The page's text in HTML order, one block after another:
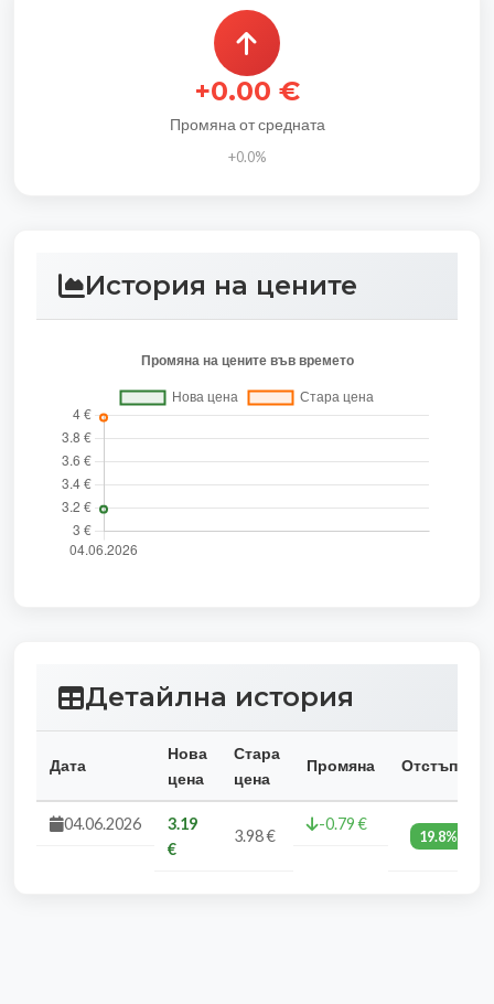
+0.00 €
Промяна от средната
+0.0%
История на цените
Детайлна история
Дата
Нова
цена
Стара
цена
Промяна Отстъпка
04.06.2026
3.19
€
3.98 €
-0.79 €
19.8%